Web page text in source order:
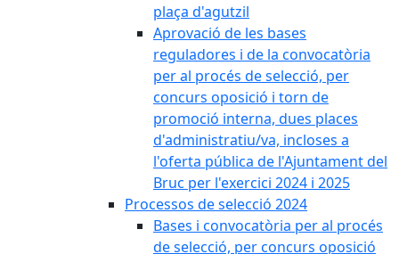
plaça d'agutzil
Aprovació de les bases
reguladores i de la convocatòria
per al procés de selecció, per
concurs oposició i torn de
promoció interna, dues places
d'administratiu/va, incloses a
l'oferta pública de l'Ajuntament del
Bruc per l'exercici 2024 i 2025
Processos de selecció 2024
Bases i convocatòria per al procés
de selecció, per concurs oposició